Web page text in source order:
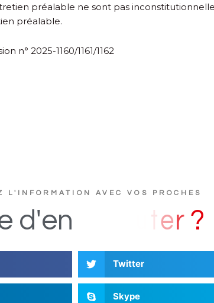
préalable ne sont pas
préalable.
n° 2025-1160/1161/1162
L'INFORMATION AVEC VOS PROCHES
d'en
Twitter
Skype